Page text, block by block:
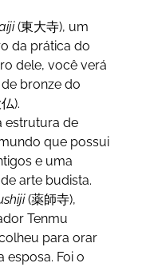
(東大寺), um
da prática do
dele, você verá
bronze do
).
estrutura de
que possui
e uma
arte budista.
(薬師寺),
Tenmu
para orar
esposa. Foi o